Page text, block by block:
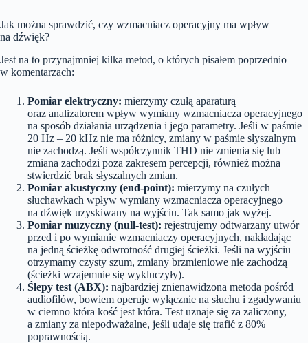
Jak można sprawdzić, czy wzmacniacz operacyjny ma wpływ
na dźwięk?
Jest na to przynajmniej kilka metod, o których pisałem poprzednio
w komentarzach:
Pomiar elektryczny: mierzymy czułą aparaturą
oraz analizatorem wpływ wymiany wzmacniacza operacyjnego
na sposób działania urządzenia i jego parametry. Jeśli w paśmie
20 Hz – 20 kHz nie ma różnicy, zmiany w paśmie słyszalnym
nie zachodzą. Jeśli współczynnik THD nie zmienia się lub
zmiana zachodzi poza zakresem percepcji, również można
stwierdzić brak słyszalnych zmian.
Pomiar akustyczny (end-point): mierzymy na czułych
słuchawkach wpływ wymiany wzmacniacza operacyjnego
na dźwięk uzyskiwany na wyjściu. Tak samo jak wyżej.
Pomiar muzyczny (null-test): rejestrujemy odtwarzany utwór
przed i po wymianie wzmacniaczy operacyjnych, nakładając
na jedną ścieżkę odwrotność drugiej ścieżki. Jeśli na wyjściu
otrzymamy czysty szum, zmiany brzmieniowe nie zachodzą
(ścieżki wzajemnie się wykluczyły).
Ślepy test (ABX): najbardziej znienawidzona metoda pośród
audiofilów, bowiem operuje wyłącznie na słuchu i zgadywaniu
w ciemno która kość jest która. Test uznaje się za zaliczony,
a zmiany za niepodważalne, jeśli udaje się trafić z 80%
poprawnością.